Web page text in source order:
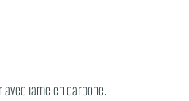
lame en carbone.